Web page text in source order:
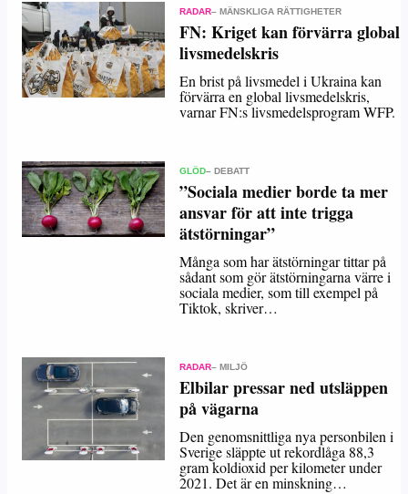
RADAR– MÄNSKLIGA RÄTTIGHETER
FN: Kriget kan förvärra global
livsmedelskris
En brist på livsmedel i Ukraina kan
förvärra en global livsmedelskris,
varnar FN:s livsmedelsprogram WFP.
GLÖD– DEBATT
”Sociala medier borde ta mer
ansvar för att inte trigga
ätstörningar”
Många som har ätstörningar tittar på
sådant som gör ätstörningarna värre i
sociala medier, som till exempel på
Tiktok, skriver…
RADAR– MILJÖ
Elbilar pressar ned utsläppen
på vägarna
Den genomsnittliga nya personbilen i
Sverige släppte ut rekordlåga 88,3
gram koldioxid per kilometer under
2021. Det är en minskning…